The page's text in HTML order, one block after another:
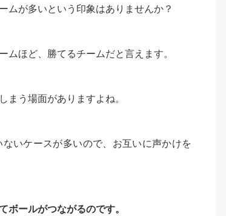
ムが多いという印象はありませんか？
ムほど、勝てるチームだと言えます。
まう場面がありますよね。
いケースが多いので、お互いに声かけを
ボールがつながるのです。